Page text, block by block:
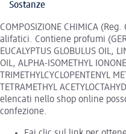
Sostanze
COMPOSIZIONE CHIMICA
alifatici. Contiene profumi
EUCALYPTUS GLOBULUS OIL,
OIL, ALPHA-ISOMETHYL
TRIMETHYLCYCLOPENTENYL
TETRAMETHYL
elencati nello shop online
confezione.